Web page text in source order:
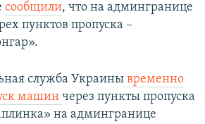
сообщили, что на админгранице
пунктов пропуска –
служба Украины временно
машин через пункты пропуска
на админгранице